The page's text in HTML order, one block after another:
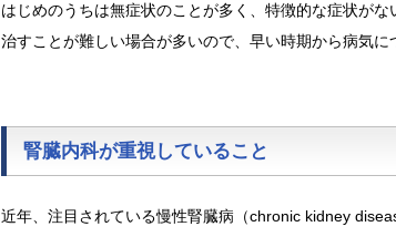
はじめのうちは無症状のことが多く、特徴的な症状が
治すことが難しい場合が多いので、早い時期から病気
腎臓内科が重視していること
近年、注目されている慢性腎臓病（chronic kidney